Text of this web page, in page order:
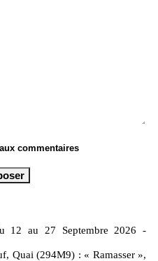
commentaires
12 au 27 Septembre 2026
-
Quai (294M9) : « Ramasser »,